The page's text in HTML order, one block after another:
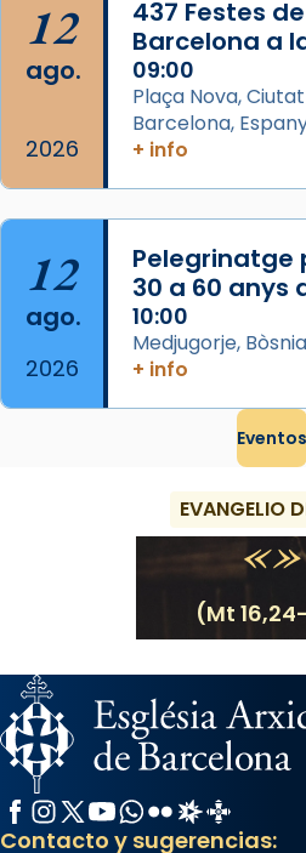
Foto
View on Facebook · Share
12
ago.
2026
437 Festes
Barcelona a
09:00
Plaça Nova,
Barcelona,
+ info
12
ago.
2026
Pelegrinatge
30 a 60 anys
10:00
Medjugorje,
+ info
Eventos
EVANGELIO
(Mt
Facebook
Instagram
X / Twitter
YouTube
WhatsApp
FlickrRadio Estel
Contacto y sugerencias: